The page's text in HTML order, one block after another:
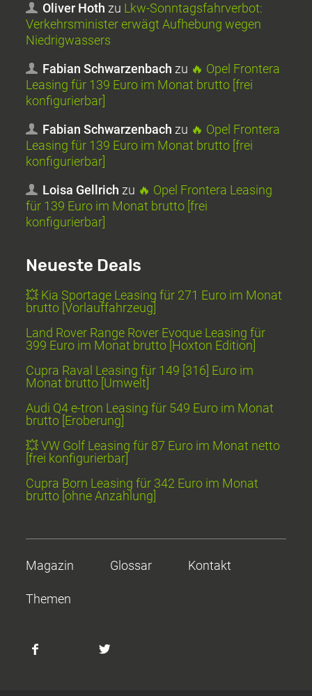
Oliver Hoth zu Lkw-Sonntagsfahrverbot:
Verkehrsminister erwägt Aufhebung wegen
Niedrigwassers
Fabian Schwarzenbach zu 🔥 Opel Frontera
Leasing für 139 Euro im Monat brutto [frei
konfigurierbar]
Fabian Schwarzenbach zu 🔥 Opel Frontera
Leasing für 139 Euro im Monat brutto [frei
konfigurierbar]
Loisa Gellrich zu 🔥 Opel Frontera Leasing
für 139 Euro im Monat brutto [frei
konfigurierbar]
Neueste Deals
💥 Kia Sportage Leasing für 271 Euro im Monat
brutto [Vorlauffahrzeug]
Land Rover Range Rover Evoque Leasing für
399 Euro im Monat brutto [Hoxton Edition]
Cupra Raval Leasing für 149 [316] Euro im
Monat brutto [Umwelt]
Audi Q4 e-tron Leasing für 549 Euro im Monat
brutto [Eroberung]
💥 VW Golf Leasing für 87 Euro im Monat netto
[frei konfigurierbar]
Cupra Born Leasing für 342 Euro im Monat
brutto [ohne Anzahlung]
Magazin Glossar Kontakt
Themen